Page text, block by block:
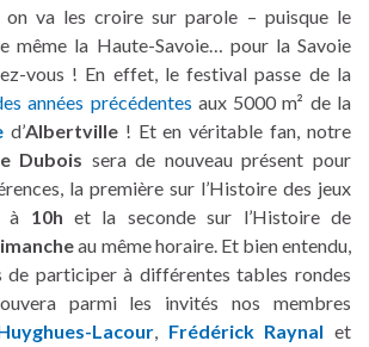
va les croire sur parole – puisque le
même la Haute-Savoie… pour la Savoie
vous ! En effet, le festival passe de la
années précédentes aux 5000 m² de la
d’Albertville! Et en véritable fan, notre
Dubois sera de nouveau présent pour
la première sur l’Histoire des jeux
10h et la seconde sur l’Histoire de
au même horaire. Et bien entendu,
de participer à différentes tables rondes
parmi les invités nos membres
Lacour, Frédérick Raynal et